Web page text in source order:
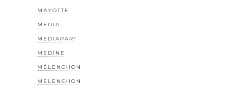
MAYOTTE
MEDIA
MEDIAPART
MEDINE
MÉLENCHON
MELENCHON